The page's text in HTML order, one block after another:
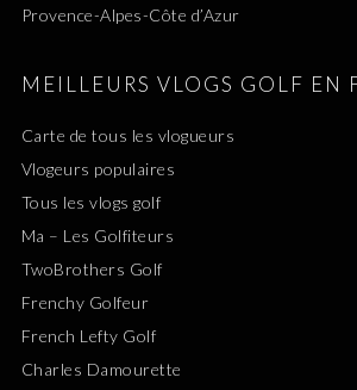
Provence-Alpes-Côte d’Azur
MEILLEURS VLOGS GOLF EN
Carte de tous les vlogueurs
Vlogeurs populaires
Tous les vlogs golf
Ma – Les Golfiteurs
TwoBrothers Golf
Frenchy Golfeur
French Lefty Golf
Charles Damourette